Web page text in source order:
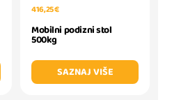
416,25 €
Mobilni podizni stol
500kg
SAZNAJ VIŠE